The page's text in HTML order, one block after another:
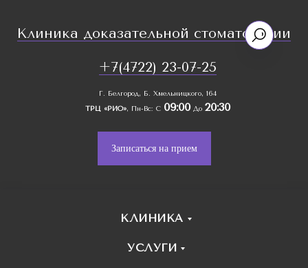
Клиника доказательной стоматологии
+7(4722) 23-07-25
Г. Белгород, Б. Хмельницкого, 164
ТРЦ «РИО», Пн-Вс: С 09:00До 20:30
Записаться на прием
КЛИНИКА
УСЛУГИ